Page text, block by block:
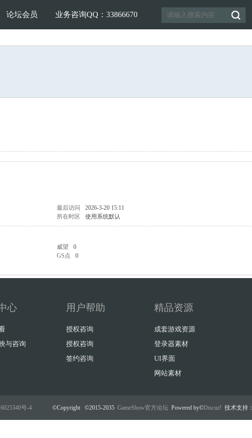
论坛会员 业务咨询QQ：33866670
最后访问
2026-3-20 15:11
所在时区 使用系统默认
威望
0
GS点 0
心
与咨询
用户帮助
授权咨询
授权咨询
签约咨询
精品资源
成套游戏资源
登录器素材
UI界面
网站素材
号-4 ©Copyright ©2015-2035 GameShow官方论坛 Powered by©Discuz! 技术支持：